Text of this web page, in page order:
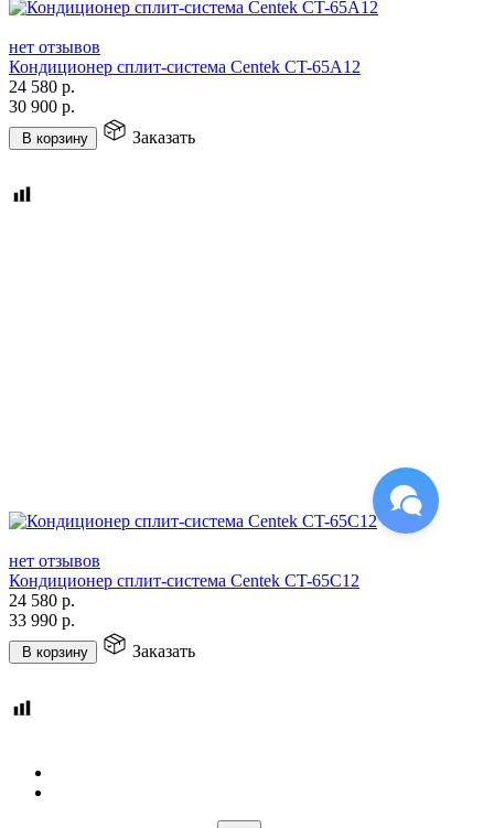
нет отзывов
Кондиционер сплит-система Centek CT-65A12
24 580 р.
30 900 р.
В корзину Заказать
нет отзывов
Кондиционер сплит-система Centek CT-65C12
24 580 р.
33 990 р.
В корзину Заказать